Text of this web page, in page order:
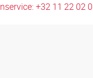
+32 11 22 02